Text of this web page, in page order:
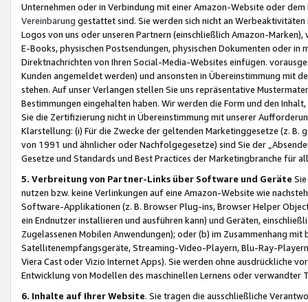
Unternehmen oder in Verbindung mit einer Amazon-Website oder
Vereinbarung gestattet sind. Sie werden sich nicht an
Logos von uns oder unseren Partnern (einschließlich Amazon-
E-Books, physischen Postsendungen, physischen Dokumenten oder in
Direktnachrichten von Ihren Social-Media-Websites einfügen.
Kunden angemeldet werden) und ansonsten in Übereinstimmung mit
stehen. Auf unser Verlangen stellen Sie uns repräsentative
Bestimmungen eingehalten haben. Wir werden die Form und den
Sie die Zertifizierung nicht in Übereinstimmung mit unserer
Klarstellung: (i) Für die Zwecke der geltenden Marketinggesetze (z. B.
von 1991 und ähnlicher oder Nachfolgegesetze) sind Sie der
Gesetze und Standards und Best Practices der Marketingbranche für
5. Verbreitung von Partner-Links über Software und Geräte
nutzen bzw. keine Verlinkungen auf eine Amazon-Website wie
Software-Applikationen (z. B. Browser Plug-ins, Browser Helper
ein Endnutzer installieren und ausführen kann) und Geräten,
Zugelassenen Mobilen Anwendungen); oder (b) im Zusammenhang
Satellitenempfangsgeräte, Streaming-Video-Playern, Blu-Ray-
Viera Cast oder Vizio Internet Apps). Sie werden ohne ausdrückliche
Entwicklung von Modellen des maschinellen Lernens oder
6. Inhalte auf Ihrer Website. Sie tragen die ausschließliche